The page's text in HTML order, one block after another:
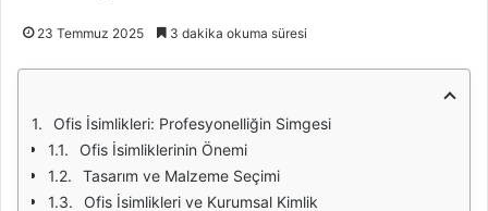
23 Temmuz 2025 3 dakika okuma süresi
Ofis İsimlikleri: Profesyonelliğin Simgesi
Ofis İsimliklerinin Önemi
Tasarım ve Malzeme Seçimi
Ofis İsimlikleri ve Kurumsal Kimlik